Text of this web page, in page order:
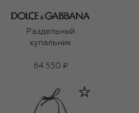
Раздельный
купальник
64 550 ₽